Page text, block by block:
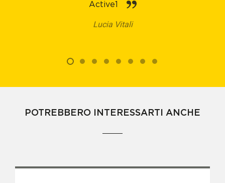
Active1
Lucia Vitali
POTREBBERO INTERESSARTI ANCHE